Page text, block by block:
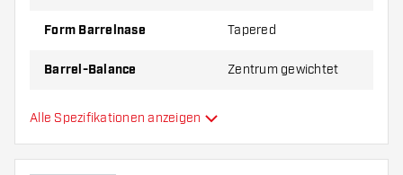
Form Barrelnase Tapered
Barrel-Balance Zentrum gewichtet
Material Barrel
Gripart Barrelnase
Alle Spezifikationen anzeigen